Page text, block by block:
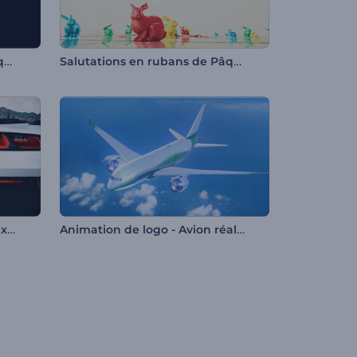
Animation de logo en mosaïque hexagonale Salutations en rubans de Pâques 3D
Animation de logo - Course extrême de voiture Animation de logo - Avion réaliste